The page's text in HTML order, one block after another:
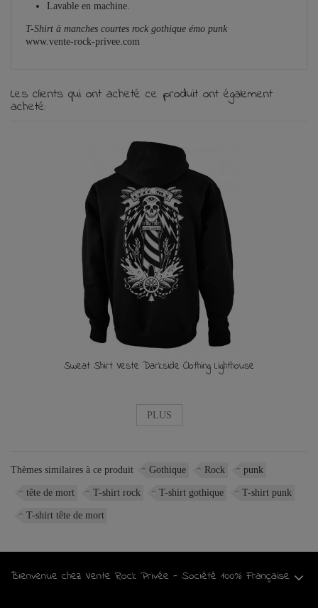
Lavable en machine.
T-Shirt à manches courtes rock gothique émo punk
www.vente-rock-privee.com
Les clients qui ont acheté ce produit ont également
acheté:
Sweat Shirt Veste Darkside Clothing Lighthouse
PLUS
Thèmes similaires à ce produit Gothique Rock punk
tête de mort T-shirt rock T-shirt gothique T-shirt punk
T-shirt tête de mort
Bienvenue chez Vente Rock Privée - Société 100% Française